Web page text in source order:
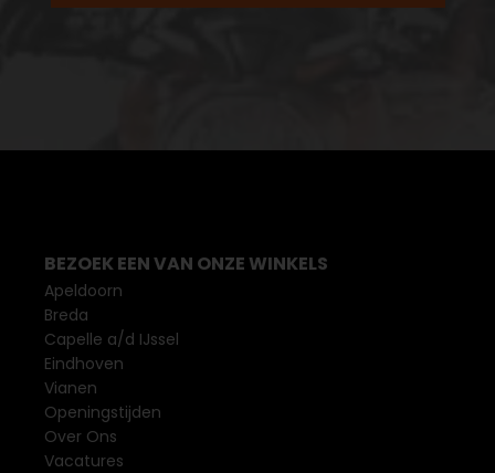
BEZOEK EEN VAN ONZE WINKELS
Apeldoorn
Breda
Capelle a/d IJssel
Eindhoven
Vianen
Openingstijden
Over Ons
Vacatures